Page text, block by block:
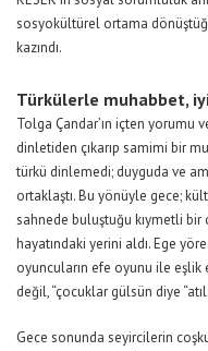
sosyokültürel ortama
kazındı.
Türkülerle muhabbet,
Tolga Çandar’ın içten yorumu
dinletiden çıkarıp samimi bir
türkü dinlemedi; duyguda ve
ortaklaştı. Bu yönüyle gece;
sahnede buluştuğu kıymetli
hayatındaki yerini aldı. Ege
oyuncuların efe oyunu ile eşlik
değil, “çocuklar gülsün diye
Gece sonunda seyircilerin